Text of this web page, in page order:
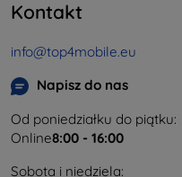
Kontakt
info@top4mobile.eu
Napisz do nas
Od poniedziałku do piątku:
Online8:00 - 16:00
Sobota i niedziela: